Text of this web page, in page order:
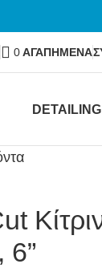
0 ΑΓΑΠΗΜΕΝΑ
DETAILING
6”